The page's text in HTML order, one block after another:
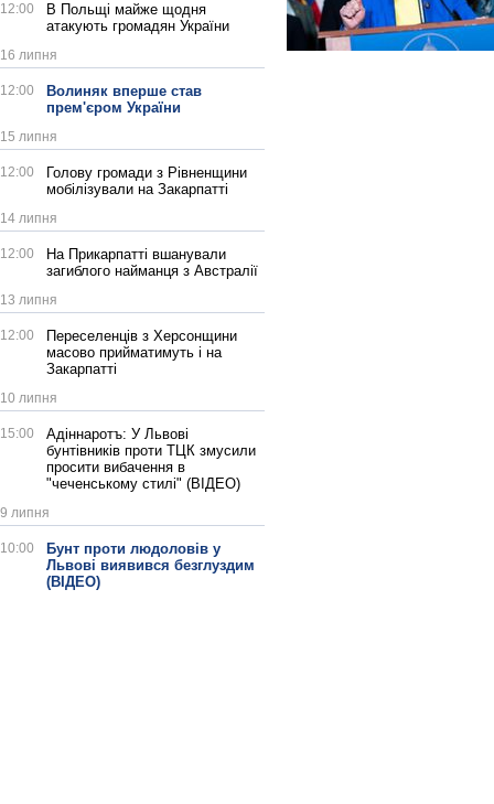
12:00
В Польщі майже щодня
атакують громадян України
16 липня
12:00
Волиняк вперше став
прем'єром України
15 липня
12:00
Голову громади з Рівненщини
мобілізували на Закарпатті
14 липня
12:00
На Прикарпатті вшанували
загиблого найманця з Австралії
13 липня
12:00
Переселенців з Херсонщини
масово прийматимуть і на
Закарпатті
10 липня
15:00
Адіннаротъ: У Львові
бунтівників проти ТЦК змусили
просити вибачення в
"чеченському стилі" (ВІДЕО)
9 липня
10:00
Бунт проти людоловів у
Львові виявився безглуздим
(ВІДЕО)